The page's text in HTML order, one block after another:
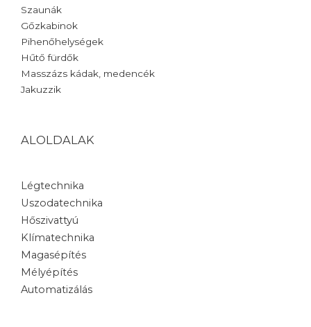
Szaunák
Gőzkabinok
Pihenőhelységek
Hűtő fürdők
Masszázs kádak, medencék
Jakuzzik
ALOLDALAK
Légtechnika
Uszodatechnika
Hőszivattyú
Klímatechnika
Magasépítés
Mélyépítés
Automatizálás